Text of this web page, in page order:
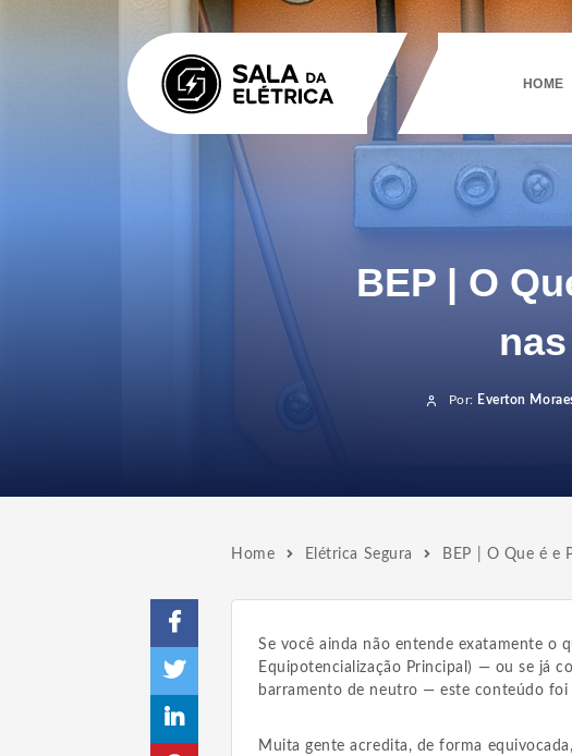
HOME
BEP | O
Por: Everton
Home Elétrica Segura BEP | O Que é e
Se você ainda não entende exatamente o
Equipotencialização Principal) — ou se já
barramento de neutro — este conteúdo foi
Muita gente acredita, de forma